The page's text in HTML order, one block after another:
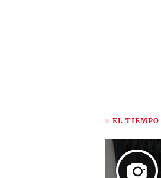
EL TIEMPO